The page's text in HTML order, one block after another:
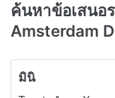
ค้นหาข้อเสนอ
Amsterdam
มินิ